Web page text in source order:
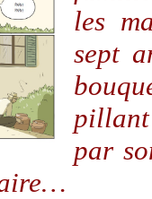
les
sept
par